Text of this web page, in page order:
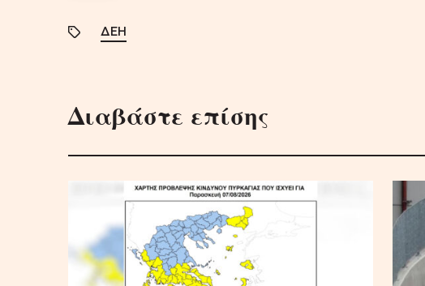
ΔΕΗ
Διαβάστε επίσης